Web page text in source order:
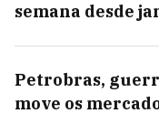
semana desde
Petrobras,
move os